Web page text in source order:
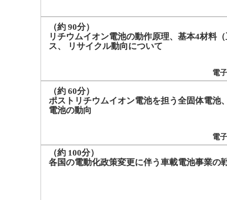
（約 90分）
リチウムイオン電池の動作原理、基本4材料
ス、 リサイクル動向について
電
（約 60分）
ポストリチウムイオン電池を担う全固体電池
電池の動向
電
（約 100分）
各国の電動化政策変更に伴う車載電池事業の